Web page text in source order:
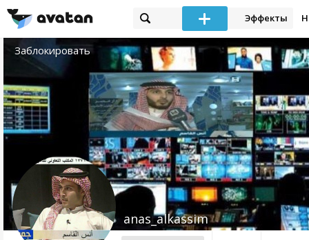
Эффекты
Заблокировать
anas_alkassim